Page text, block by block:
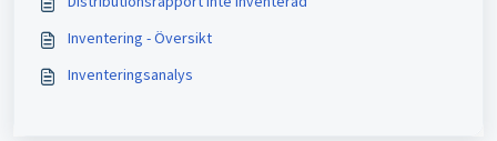
Inventering - Översikt
Inventeringsanalys